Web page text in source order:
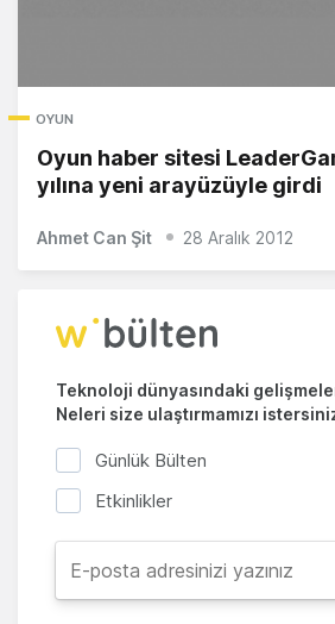
OYUN
Oyun haber sitesi
yılına yeni arayüzüyle girdi
Ahmet Can Şit 28 Aralık 2012
Teknoloji dünyasındaki
Neleri size ulaştırmamızı
Günlük Bülten
Etkinlikler